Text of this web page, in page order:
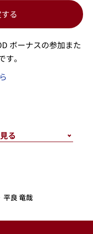
る
ボーナスの参加また
。
平良 竜哉